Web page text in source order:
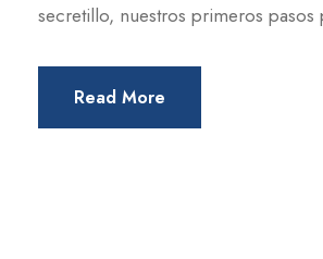
secretillo, nuestros primeros pasos
Read More